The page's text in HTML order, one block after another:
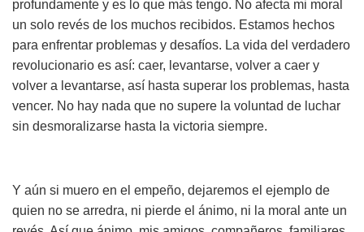
profundamente y es lo que más tengo. No afecta mi moral
un solo revés de los muchos recibidos. Estamos hechos
para enfrentar problemas y desafíos. La vida del verdadero
revolucionario es así: caer, levantarse, volver a caer y
volver a levantarse, así hasta superar los problemas, hasta
vencer. No hay nada que no supere la voluntad de luchar
sin desmoralizarse hasta la victoria siempre.
Y aún si muero en el empeño, dejaremos el ejemplo de
quien no se arredra, ni pierde el ánimo, ni la moral ante un